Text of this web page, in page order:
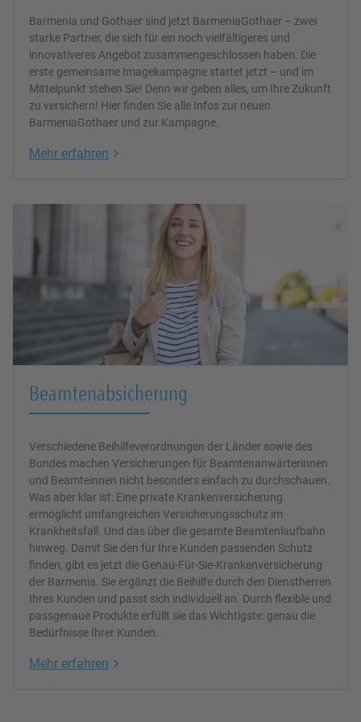
Barmenia und Gothaer sind jetzt BarmeniaGothaer – zwei
starke Partner, die sich für ein noch vielfältigeres und
innovativeres Angebot zusammengeschlossen haben. Die
erste gemeinsame Imagekampagne startet jetzt – und im
Mittelpunkt stehen Sie! Denn wir geben alles, um Ihre Zukunft
zu versichern! Hier finden Sie alle Infos zur neuen
BarmeniaGothaer und zur Kampagne.
Mehr erfahren Link Opens in New Tab
Beamtenabsicherung
Verschiedene Beihilfeverordnungen der Länder sowie des
Bundes machen Versicherungen für Beamtenanwärterinnen
und Beamteinnen nicht besonders einfach zu durchschauen.
Was aber klar ist: Eine private Krankenversicherung
ermöglicht umfangreichen Versicherungsschutz im
Krankheitsfall. Und das über die gesamte Beamtenlaufbahn
hinweg. Damit Sie den für Ihre Kunden passenden Schutz
finden, gibt es jetzt die Genau-Für-Sie-Krankenversicherung
der Barmenia. Sie ergänzt die Beihilfe durch den Dienstherren
Ihres Kunden und passt sich individuell an. Durch flexible und
passgenaue Produkte erfüllt sie das Wichtigste: genau die
Bedürfnisse Ihrer Kunden.
Mehr erfahren Link Opens in New Tab